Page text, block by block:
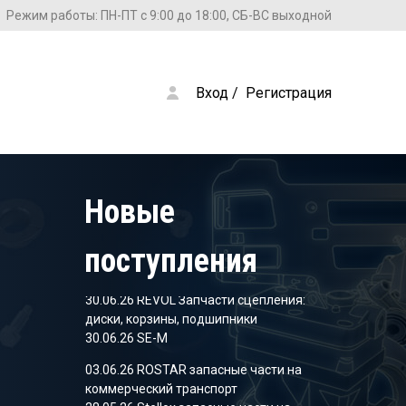
Режим работы: ПН-ПТ с 9:00 до 18:00, СБ-ВС выходной
Вход / Регистрация
Новые
поступления
09.04.26 SHEFT Колодки тормозные
05.03.26 SHEFT Колодки тормозные
09.12.25 Stellox запасные части на
коммерческий транспорт
18.11.25 Stellox запасные части на
коммерческий транспорт
30.06.26 REVOL Запчасти сцепления:
диски, корзины, подшипники
30.06.26 SE-M
03.06.26 ROSTAR запасные части на
коммерческий транспорт